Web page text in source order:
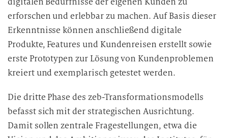
erforschen und erlebbar zu machen. Auf Basis dieser
Erkenntnisse können anschließend digitale
Produkte, Features und Kundenreisen erstellt sowie
erste Prototypen zur Lösung von Kundenproblemen
kreiert und exemplarisch getestet werden.
Die dritte Phase des zeb-Transformationsmodells
befasst sich mit der strategischen Ausrichtung.
Damit sollen zentrale Fragestellungen, etwa die